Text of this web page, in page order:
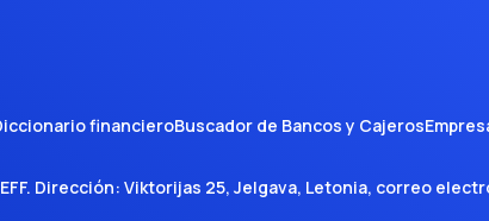
financieroBuscador de Bancos y Cajeros
. Dirección: Viktorijas 25, Jelgava, Letonia, correo